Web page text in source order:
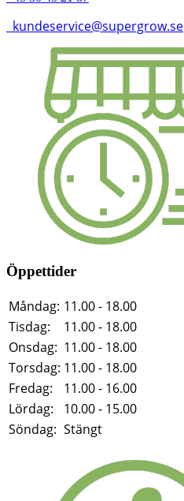
kundeservice@supergrow.se
Öppettider
Måndag: 11.00 - 18.00
Tisdag:
11.00 - 18.00
Onsdag: 11.00 - 18.00
Torsdag: 11.00 - 18.00
Fredag:
11.00 - 16.00
Lördag:
10.00 - 15.00
Söndag: Stängt